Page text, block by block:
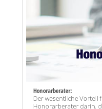
Honorarberater:
Der wesentliche Vorteil
Honorarberater darin,